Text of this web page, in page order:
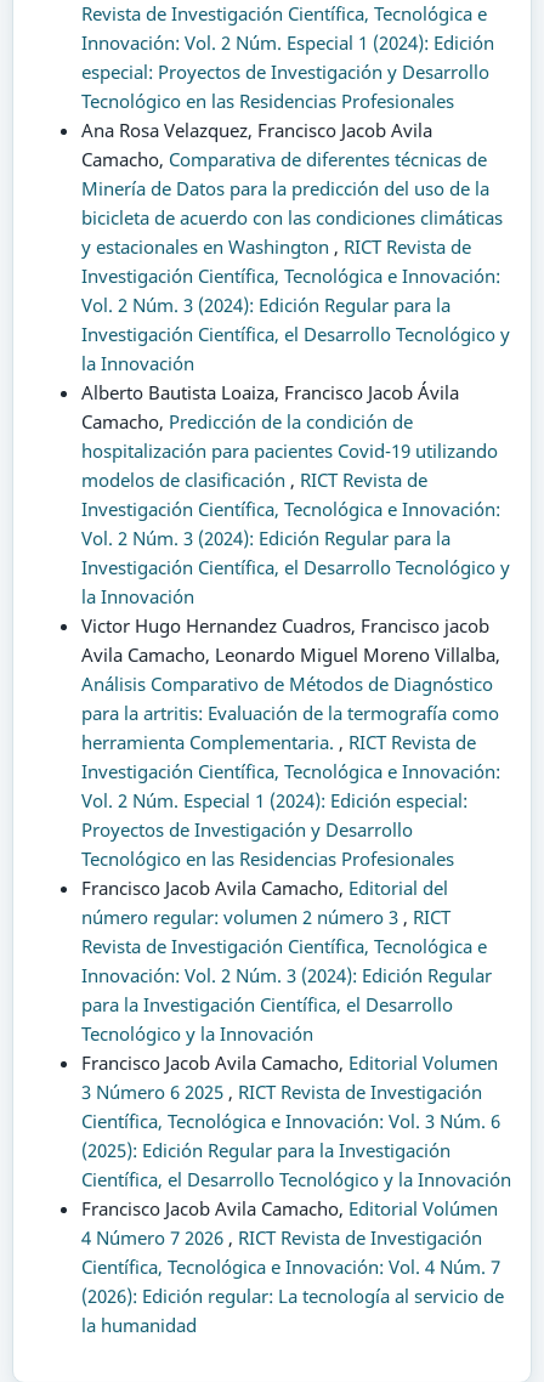
Revista de Investigación Científica, Tecnológica e
Innovación: Vol. 2 Núm. Especial 1 (2024): Edición
especial: Proyectos de Investigación y Desarrollo
Tecnológico en las Residencias Profesionales
Ana Rosa Velazquez, Francisco Jacob Avila
Camacho, Comparativa de diferentes técnicas de
Minería de Datos para la predicción del uso de la
bicicleta de acuerdo con las condiciones climáticas
y estacionales en Washington , RICT Revista de
Investigación Científica, Tecnológica e Innovación:
Vol. 2 Núm. 3 (2024): Edición Regular para la
Investigación Científica, el Desarrollo Tecnológico y
la Innovación
Alberto Bautista Loaiza, Francisco Jacob Ávila
Camacho, Predicción de la condición de
hospitalización para pacientes Covid-19 utilizando
modelos de clasificación , RICT Revista de
Investigación Científica, Tecnológica e Innovación:
Vol. 2 Núm. 3 (2024): Edición Regular para la
Investigación Científica, el Desarrollo Tecnológico y
la Innovación
Victor Hugo Hernandez Cuadros, Francisco jacob
Avila Camacho, Leonardo Miguel Moreno Villalba,
Análisis Comparativo de Métodos de Diagnóstico
para la artritis: Evaluación de la termografía como
herramienta Complementaria. , RICT Revista de
Investigación Científica, Tecnológica e Innovación:
Vol. 2 Núm. Especial 1 (2024): Edición especial:
Proyectos de Investigación y Desarrollo
Tecnológico en las Residencias Profesionales
Francisco Jacob Avila Camacho, Editorial del
número regular: volumen 2 número 3 , RICT
Revista de Investigación Científica, Tecnológica e
Innovación: Vol. 2 Núm. 3 (2024): Edición Regular
para la Investigación Científica, el Desarrollo
Tecnológico y la Innovación
Francisco Jacob Avila Camacho, Editorial Volumen
3 Número 6 2025 , RICT Revista de Investigación
Científica, Tecnológica e Innovación: Vol. 3 Núm. 6
(2025): Edición Regular para la Investigación
Científica, el Desarrollo Tecnológico y la Innovación
Francisco Jacob Avila Camacho, Editorial Volúmen
4 Número 7 2026 , RICT Revista de Investigación
Científica, Tecnológica e Innovación: Vol. 4 Núm. 7
(2026): Edición regular: La tecnología al servicio de
la humanidad